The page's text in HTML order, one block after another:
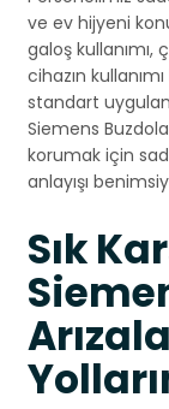
ve ev hijyeni
galoş kullanımı,
cihazın
standart
Siemens
korumak için
anlayışı
Sık